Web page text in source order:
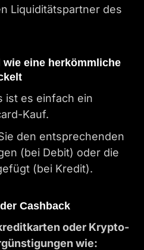
Liquiditätspartner des
eine herkömmliche
ist es einfach ein
Kauf.
den entsprechenden
(bei Debit) oder die
(bei Kredit).
Cashback
oder Krypto-
wie: